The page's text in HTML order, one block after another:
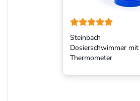
Steinbach
Dosierschwimmer mit
Thermometer